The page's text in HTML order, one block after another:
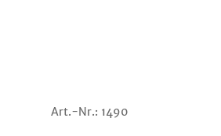
Art.-Nr.: 1490